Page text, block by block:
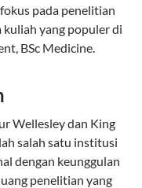
pada penelitian
kuliah yang populer di
BSc Medicine.
Wellesley dan King
salah satu institusi
dengan keunggulan
penelitian yang